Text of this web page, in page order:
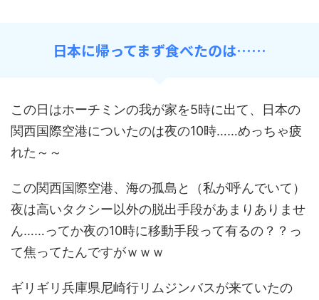
日本に帰ってまず食べたのは……
この日はホーチミンの我が家を5時に出て、日本の
関西国際空港についたのは夜の10時……めっちゃ疲
れた～～
この関西国際空港、海の孤島と（私が呼んでいて）
夜は高いタクシー以外の脱出手段があまりありませ
ん……ってか夜の10時に移動手段って有るの？？っ
て焦ってたんですがｗｗｗ
ギリギリ兵庫県尼崎行リムジンバスが来ていたの